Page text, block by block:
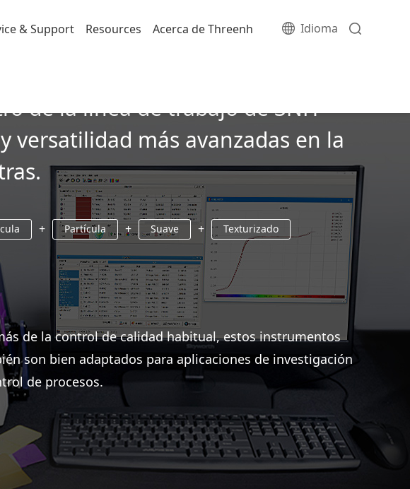
Idioma
& Support Resources Acerca de Threenh
de la línea de trabajo de 3NH
versatilidad más avanzadas en la
+ Partícula + Suave + Texturizado
de la control de calidad habitual, estos instrumentos
son bien adaptados para aplicaciones de investigación
de procesos.